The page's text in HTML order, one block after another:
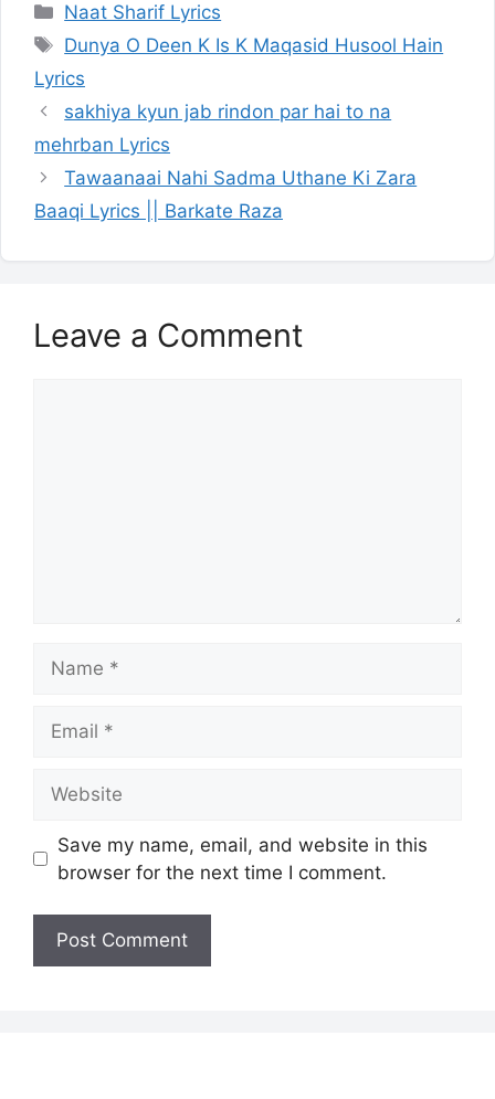
Categories
Naat Sharif Lyrics
Tags
Dunya O Deen K Is K Maqasid Husool Hain
Lyrics
sakhiya kyun jab rindon par hai to na
mehrban Lyrics
Tawaanaai Nahi Sadma Uthane Ki Zara
Baaqi Lyrics || Barkate Raza
Leave a Comment
Save my name, email, and website in this
browser for the next time I comment.